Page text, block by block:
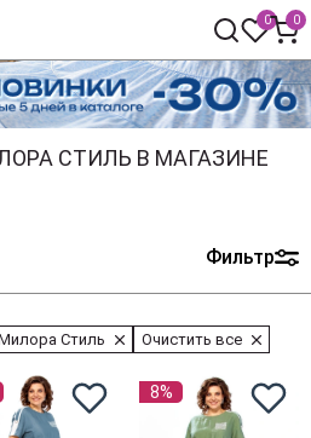
0 0
СТИЛЬ В МАГАЗИНЕ
Фильтр
Стиль Очистить все
8%